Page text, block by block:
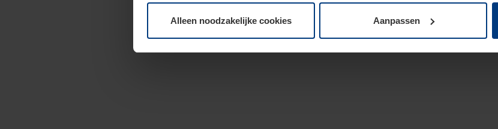
Alleen noodzakelijke cookies Aanpassen